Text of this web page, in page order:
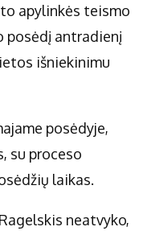
apylinkės teismo
posėdį antradienį
išniekinimu
posėdyje,
su proceso
laikas.
neatvyko,